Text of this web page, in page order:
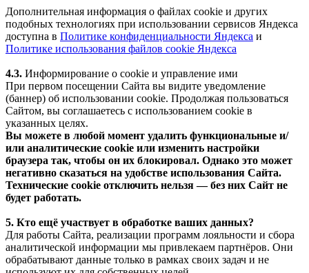
Дополнительная информация о файлах cookie и других
подобных технологиях при использовании сервисов Яндекса
доступна в Политике конфиденциальности Яндекса и
Политике использования файлов cookie Яндекса
4.3. Информирование о cookie и управление ими
При первом посещении Сайта вы видите уведомление
(баннер) об использовании cookie. Продолжая пользоваться
Сайтом, вы соглашаетесь с использованием cookie в
указанных целях.
Вы можете в любой момент удалить функциональные и/
или аналитические cookie или изменить настройки
браузера так, чтобы он их блокировал. Однако это может
негативно сказаться на удобстве использования Сайта.
Технические cookie отключить нельзя — без них Сайт не
будет работать.
5. Кто ещё участвует в обработке ваших данных?
Для работы Сайта, реализации программ лояльности и сбора
аналитической информации мы привлекаем партнёров. Они
обрабатывают данные только в рамках своих задач и не